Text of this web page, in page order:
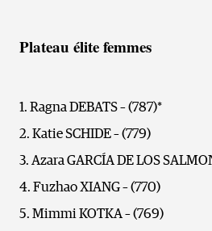
Plateau élite femmes
Ragna DEBATS – (787)*
Katie SCHIDE – (779)
Azara GARCÍA DE LOS
Fuzhao XIANG – (770)
Mimmi KOTKA – (769)